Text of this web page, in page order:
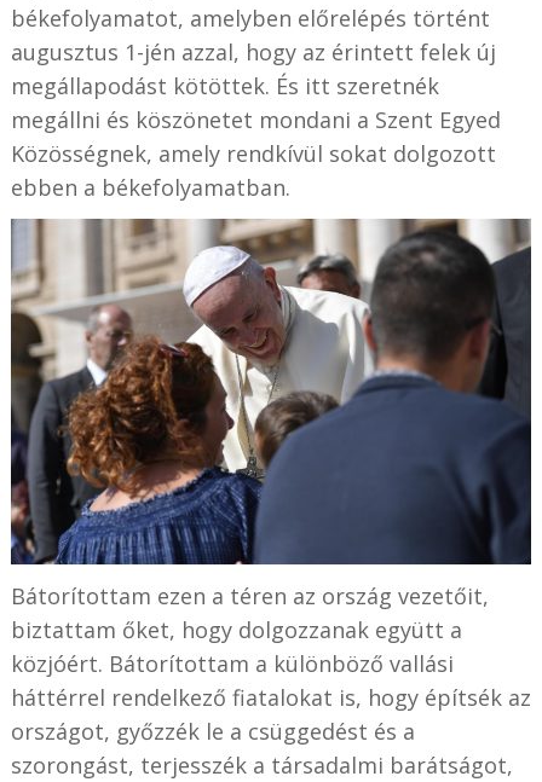
békefolyamatot, amelyben előrelépés történt
augusztus 1-jén azzal, hogy az érintett felek új
megállapodást kötöttek. És itt szeretnék
megállni és köszönetet mondani a Szent Egyed
Közösségnek, amely rendkívül sokat dolgozott
ebben a békefolyamatban.
Bátorítottam ezen a téren az ország vezetőit,
biztattam őket, hogy dolgozzanak együtt a
közjóért. Bátorítottam a különböző vallási
háttérrel rendelkező fiatalokat is, hogy építsék az
országot, győzzék le a csüggedést és a
szorongást, terjesszék a társadalmi barátságot,